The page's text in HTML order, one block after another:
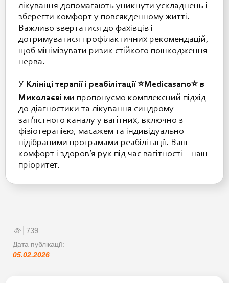
лікування допомагають уникнути ускладнень і
зберегти комфорт у повсякденному житті.
Важливо звертатися до фахівців і
дотримуватися профілактичних рекомендацій,
щоб мінімізувати ризик стійкого пошкодження
нерва.
У Клініці терапії і реабілітації ⭐️Medicasano⭐️ в
Миколаєві ми пропонуємо комплексний підхід
до діагностики та лікування синдрому
зап’ястного каналу у вагітних, включно з
фізіотерапією, масажем та індивідуально
підібраними програмами реабілітації. Ваш
комфорт і здоров’я рук під час вагітності – наш
пріоритет.
739
Дата публікації:
05.02.2026